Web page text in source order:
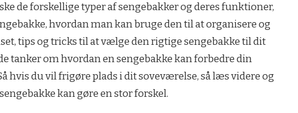
de forskellige typer af sengebakker og deres funktioner,
hvordan man kan bruge den til at organisere og
tips og tricks til at vælge den rigtige sengebakke til dit
tanker om hvordan en sengebakke kan forbedre din
hvis du vil frigøre plads i dit soveværelse, så læs videre og
kan gøre en stor forskel.